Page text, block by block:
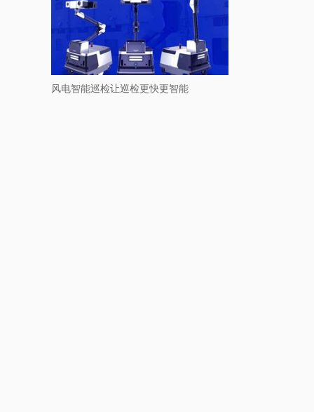
风电智能巡检让巡检更快更智能